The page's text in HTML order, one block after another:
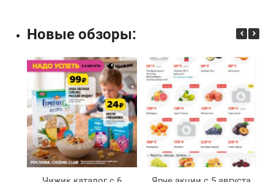
Новые обзоры: